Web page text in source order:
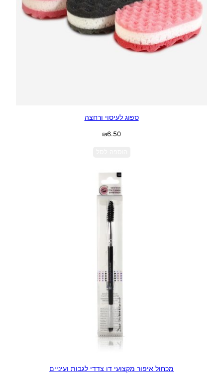
ספוג לעיסוי ורחצה
₪6.50
מכחול איפור מקצועי דו צדדי לגבות ועיניים